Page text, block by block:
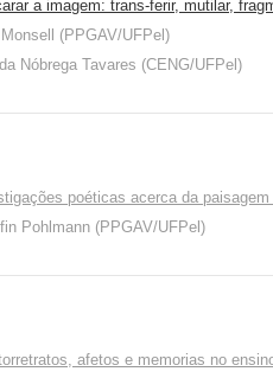
a imagem: trans-ferir, mutilar,
(PPGAV/UFPel)
Nóbrega Tavares (CENG/UFPel)
poéticas acerca da paisagem
Pohlmann (PPGAV/UFPel)
afetos e memorias no